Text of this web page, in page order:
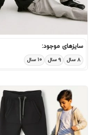
سایزهای موجود:
۸ سال ۹ سال ۱۰ سال